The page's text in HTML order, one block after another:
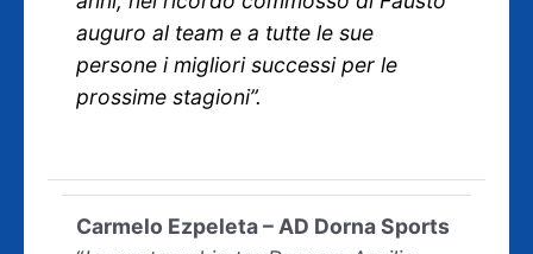
auguro al team e a tutte le sue
persone i migliori successi per le
prossime stagioni”.
Carmelo Ezpeleta – AD Dorna Sports